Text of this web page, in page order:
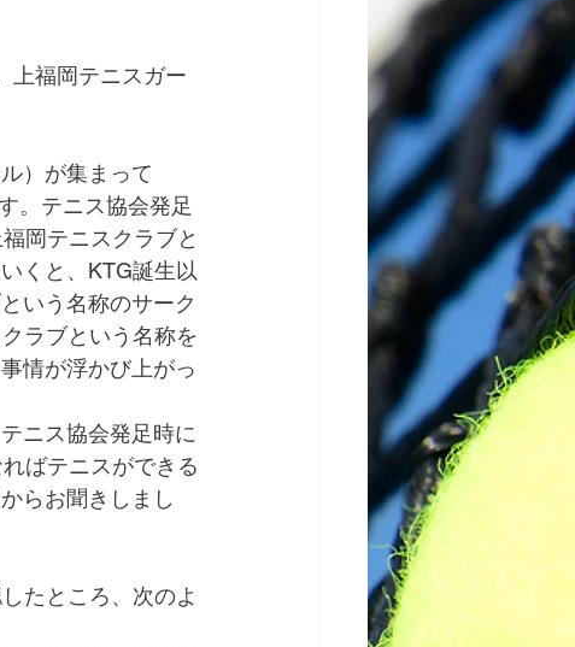
上福岡テニスガー
）が集まって
。テニス協会発足
岡テニスクラブと
くと、KTG誕生以
いう名称のサーク
ラブという名称を
情が浮かび上がっ
ニス協会発足時に
ばテニスができる
らお聞きしまし
たところ、次のよ